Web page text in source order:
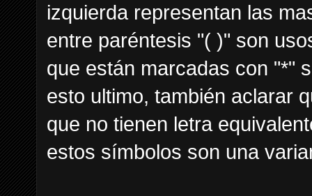
izquierda representan las
entre paréntesis "( )" son
que están marcadas con "*"
esto ultimo, también aclarar
que no tienen letra
estos símbolos son una